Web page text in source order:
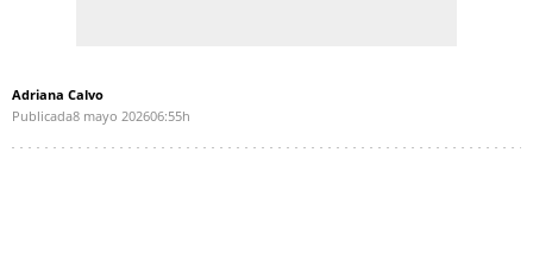
Adriana Calvo
Publicada8 mayo 202606:55h